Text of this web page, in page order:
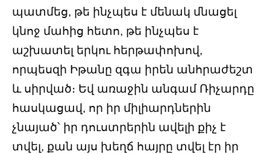
պատմեց, թե ինչպես է մենակ մնացել
կնոջ մահից հետո, թե ինչպես է
աշխատել երկու հերթափոխով,
որպեսզի Իթանը զգա իրեն անհրաժեշտ
և սիրված։ Եվ առաջին անգամ Ռիչարդը
հասկացավ, որ իր միլիարդներին
չնայած՝ իր դուստրերին ավելի քիչ է
տվել, քան այս խեղճ հայրը տվել էր իր